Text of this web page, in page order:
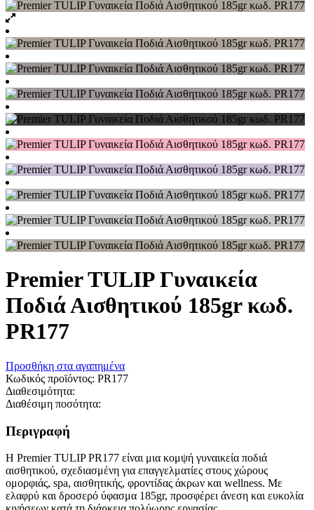
Premier TULIP Γυναικεία
Ποδιά Αισθητικού 185gr κωδ.
PR177
Προσθήκη στα αγαπημένα
Κωδικός προϊόντος: PR177
Διαθεσιμότητα:
Διαθέσιμη ποσότητα:
Περιγραφή
Η Premier TULIP PR177 είναι μια κομψή γυναικεία ποδιά
αισθητικού, σχεδιασμένη για επαγγελματίες στους χώρους
ομορφιάς, spa, αισθητικής, φροντίδας άκρων και wellness. Με
ελαφρύ και δροσερό ύφασμα 185gr, προσφέρει άνεση και ευκολία